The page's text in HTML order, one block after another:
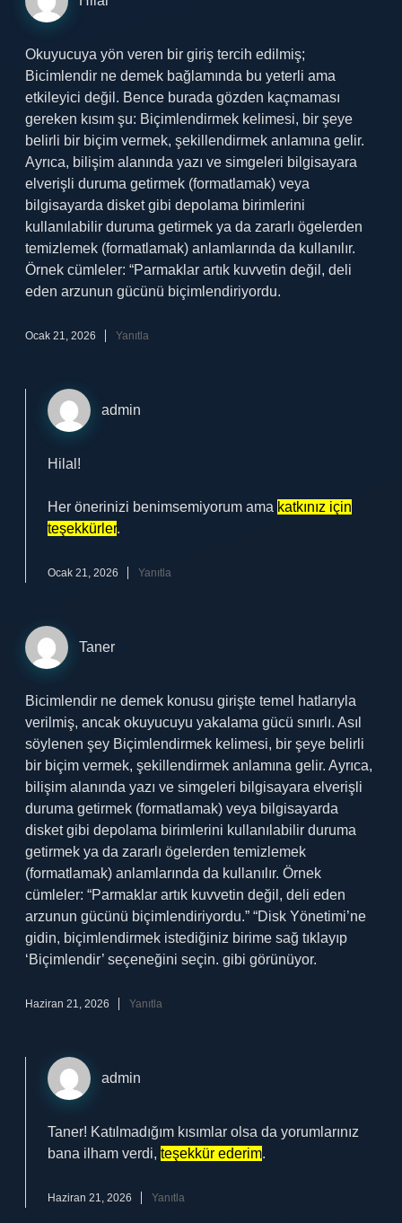
Okuyucuya yön veren bir giriş tercih edilmiş;
Bicimlendir ne demek bağlamında bu yeterli ama
etkileyici değil. Bence burada gözden kaçmaması
gereken kısım şu: Biçimlendirmek kelimesi, bir şeye
belirli bir biçim vermek, şekillendirmek anlamına gelir.
Ayrıca, bilişim alanında yazı ve simgeleri bilgisayara
elverişli duruma getirmek (formatlamak) veya
bilgisayarda disket gibi depolama birimlerini
kullanılabilir duruma getirmek ya da zararlı ögelerden
temizlemek (formatlamak) anlamlarında da kullanılır.
Örnek cümleler: “Parmaklar artık kuvvetin değil, deli
eden arzunun gücünü biçimlendiriyordu.
Ocak 21, 2026 Yanıtla
admin
Hilal!
Her önerinizi benimsemiyorum ama katkınız için
teşekkürler.
Ocak 21, 2026 Yanıtla
Taner
Bicimlendir ne demek konusu girişte temel hatlarıyla
verilmiş, ancak okuyucuyu yakalama gücü sınırlı. Asıl
söylenen şey Biçimlendirmek kelimesi, bir şeye belirli
bir biçim vermek, şekillendirmek anlamına gelir. Ayrıca,
bilişim alanında yazı ve simgeleri bilgisayara elverişli
duruma getirmek (formatlamak) veya bilgisayarda
disket gibi depolama birimlerini kullanılabilir duruma
getirmek ya da zararlı ögelerden temizlemek
(formatlamak) anlamlarında da kullanılır. Örnek
cümleler: “Parmaklar artık kuvvetin değil, deli eden
arzunun gücünü biçimlendiriyordu.” “Disk Yönetimi’ne
gidin, biçimlendirmek istediğiniz birime sağ tıklayıp
‘Biçimlendir’ seçeneğini seçin. gibi görünüyor.
Haziran 21, 2026 Yanıtla
admin
Taner! Katılmadığım kısımlar olsa da yorumlarınız
bana ilham verdi, teşekkür ederim.
Haziran 21, 2026 Yanıtla